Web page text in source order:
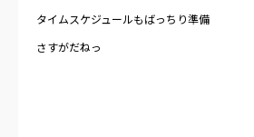
タイムスケジュールもばっちり準備
さすがだねっ